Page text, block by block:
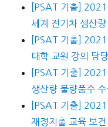
[PSAT 기출]
세계 전기차 생산량
[PSAT 기출]
대학 교원 강의 담
[PSAT 기출]
생산량 불량품수 수
[PSAT 기출]
재정지출 교육 보